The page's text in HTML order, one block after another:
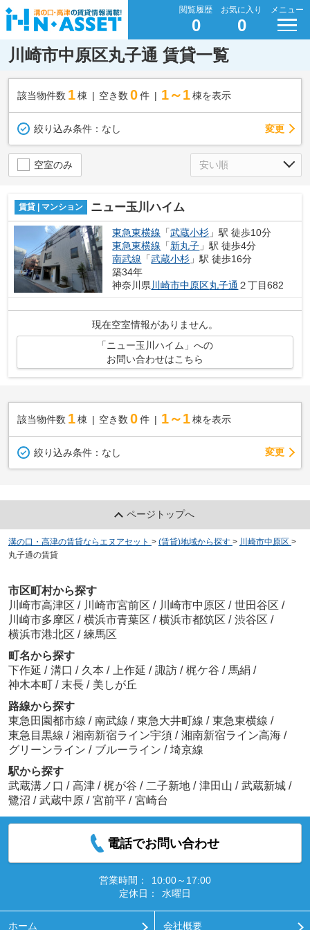
閲覧履歴
0
お気に入り
0
メニュー
川崎市中原区丸子通 賃貸一覧
該当物件数 1棟 空き数 0 件 1～1 棟を表示
絞り込み条件： なし 変更
空室のみ
賃貸 | マンション ニュー玉川ハイム
東急東横線 「武蔵小杉 」駅 徒歩10分
東急東横線 「新丸子 」駅 徒歩4分
南武線 「武蔵小杉 」駅 徒歩16分
築34年
神奈川県 川崎市中原区丸子通 ２丁目682
現在空室情報がありません。
「ニュー玉川ハイム」への
お問い合わせはこちら
該当物件数 1棟 空き数 0 件 1～1 棟を表示
絞り込み条件： なし 変更
ページトップへ
溝の口・高津の賃貸ならエヌアセット > (賃貸)地域から探す > 川崎市中原区 >
丸子通の賃貸
市区町村から探す
川崎市高津区 / 川崎市宮前区 / 川崎市中原区 / 世田谷区 /
川崎市多摩区 / 横浜市青葉区 / 横浜市都筑区 / 渋谷区 /
横浜市港北区 / 練馬区
町名から探す
下作延 / 溝口 / 久本 / 上作延 / 諏訪 / 梶ケ谷 / 馬絹 /
神木本町 / 末長 / 美しが丘
路線から探す
東急田園都市線 / 南武線 / 東急大井町線 / 東急東横線 /
東急目黒線 / 湘南新宿ライン宇須 / 湘南新宿ライン高海 /
グリーンライン / ブルーライン / 埼京線
駅から探す
武蔵溝ノ口 / 高津 / 梶が谷 / 二子新地 / 津田山 / 武蔵新城 /
鷺沼 / 武蔵中原 / 宮前平 / 宮崎台
電話でお問い合わせ
営業時間：
10:00～17:00
定休日：
水曜日
ホーム 会社概要